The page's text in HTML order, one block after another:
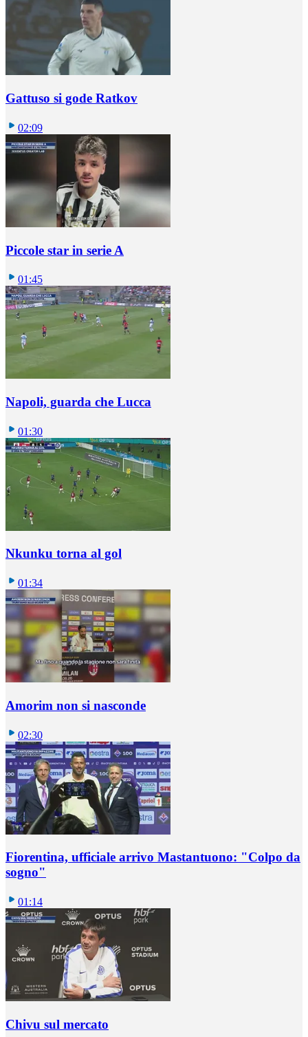
Gattuso si gode Ratkov
02:09
Piccole star in serie A
01:45
Napoli, guarda che Lucca
01:30
Nkunku torna al gol
01:34
Amorim non si nasconde
02:30
Fiorentina, ufficiale arrivo Mastantuono: "Colpo da
sogno"
01:14
Chivu sul mercato